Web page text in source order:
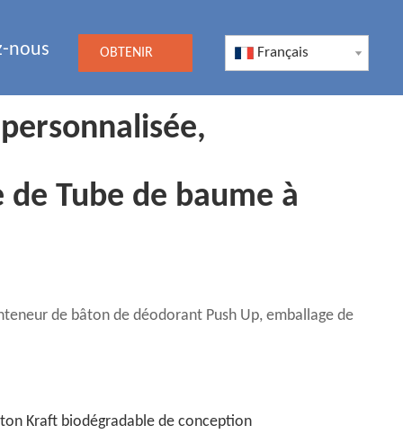
nous OBTENIR Français
Tube de baume à
de bâton de déodorant Push Up, emballage de
Kraft biodégradable de conception